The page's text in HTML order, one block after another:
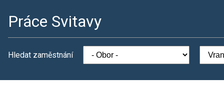
Práce Svitavy
Hledat zaměstnání